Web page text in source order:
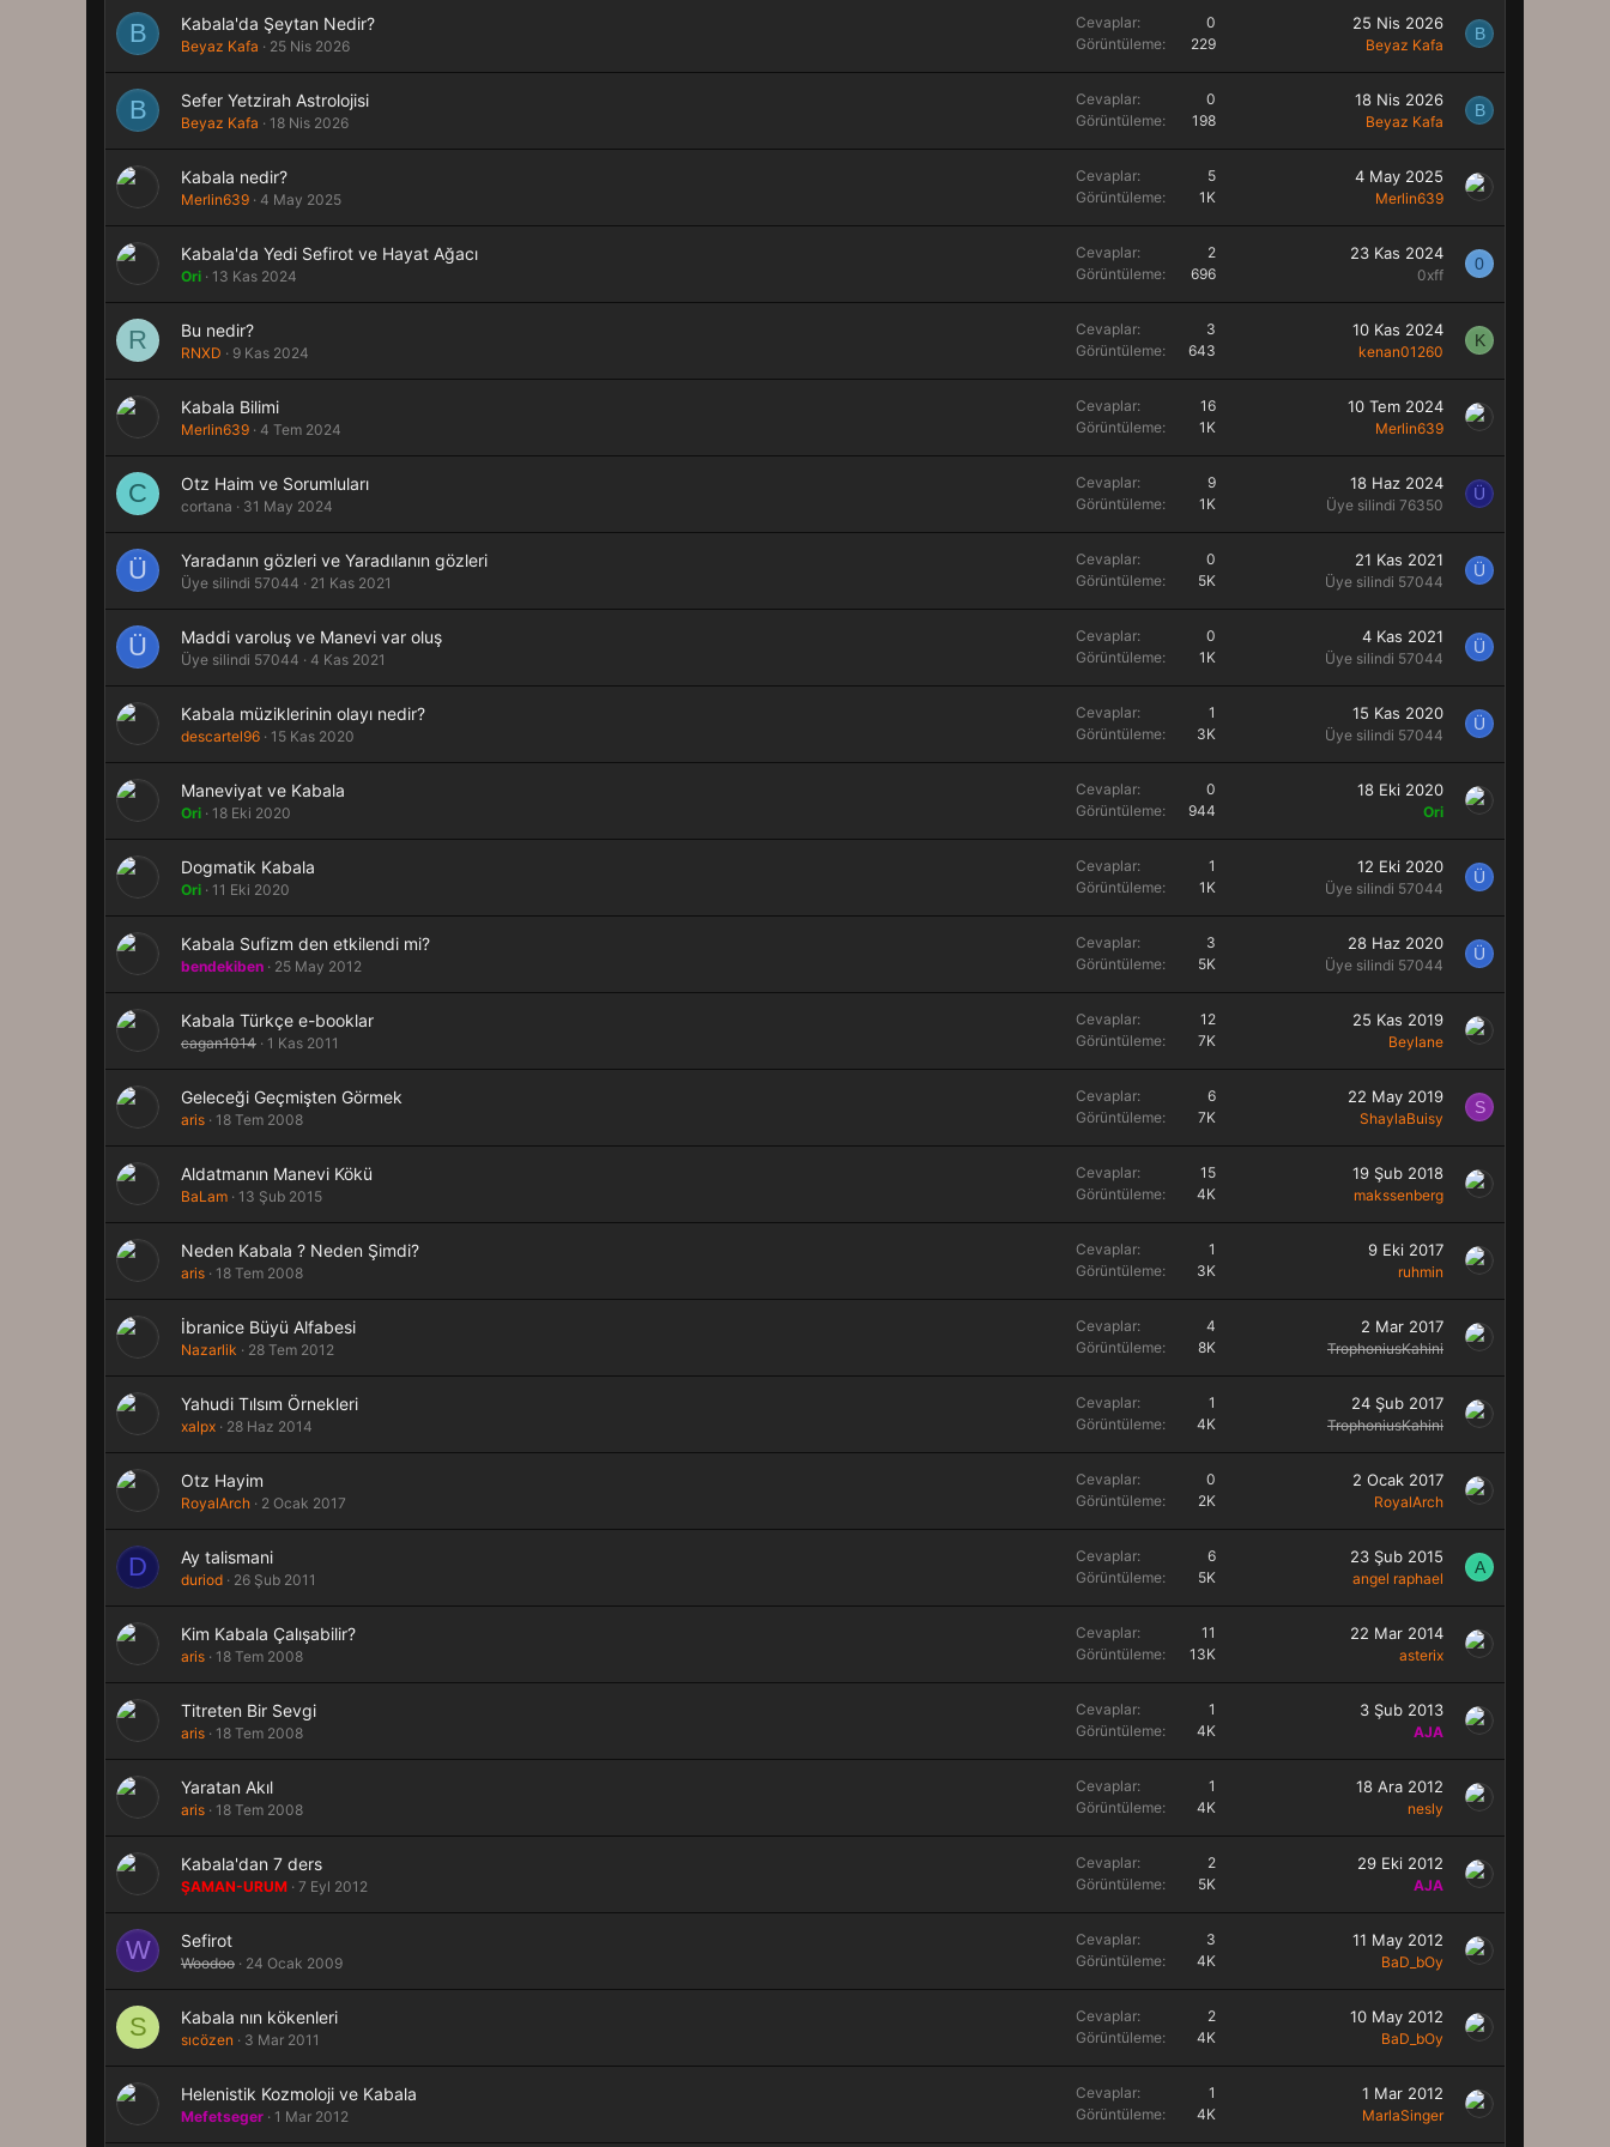
B Kabala'da Şeytan Nedir?
Beyaz Kafa 25 Nis 2026
Cevaplar
0
Görüntüleme
229
25 Nis 2026
Beyaz Kafa
B
B Sefer Yetzirah Astrolojisi
Beyaz Kafa 18 Nis 2026
Cevaplar
0
Görüntüleme
198
18 Nis 2026
Beyaz Kafa
B
Kabala nedir?
Merlin639 4 May 2025
Cevaplar
5
Görüntüleme
1K
4 May 2025
Merlin639
Kabala'da Yedi Sefirot ve Hayat Ağacı
Ori 13 Kas 2024
Cevaplar
2
Görüntüleme
696
23 Kas 2024
0xff
0
R Bu nedir?
RNXD 9 Kas 2024
Cevaplar
3
Görüntüleme
643
10 Kas 2024
kenan01260
K
Kabala Bilimi
Merlin639 4 Tem 2024
Cevaplar
16
Görüntüleme
1K
10 Tem 2024
Merlin639
C Otz Haim ve Sorumluları
cortana 31 May 2024
Cevaplar
9
Görüntüleme
1K
18 Haz 2024
Üye silindi 76350
Ü
Ü Yaradanın gözleri ve Yaradılanın gözleri
Üye silindi 57044 21 Kas 2021
Cevaplar
0
Görüntüleme
5K
21 Kas 2021
Üye silindi 57044
Ü
Ü Maddi varoluş ve Manevi var oluş
Üye silindi 57044 4 Kas 2021
Cevaplar
0
Görüntüleme
1K
4 Kas 2021
Üye silindi 57044
Ü
Kabala müziklerinin olayı nedir?
descartel96 15 Kas 2020
Cevaplar
1
Görüntüleme
3K
15 Kas 2020
Üye silindi 57044
Ü
Maneviyat ve Kabala
Ori 18 Eki 2020
Cevaplar
0
Görüntüleme
944
18 Eki 2020
Ori
Dogmatik Kabala
Ori 11 Eki 2020
Cevaplar
1
Görüntüleme
1K
12 Eki 2020
Üye silindi 57044
Ü
Kabala Sufizm den etkilendi mi?
bendekiben 25 May 2012
Cevaplar
3
Görüntüleme
5K
28 Haz 2020
Üye silindi 57044
Ü
Kabala Türkçe e-booklar
cagan1014 1 Kas 2011
Cevaplar
12
Görüntüleme
7K
25 Kas 2019
Beylane
Geleceği Geçmişten Görmek
aris 18 Tem 2008
Cevaplar
6
Görüntüleme
7K
22 May 2019
ShaylaBuisy
S
Aldatmanın Manevi Kökü
BaLam 13 Şub 2015
Cevaplar
15
Görüntüleme
4K
19 Şub 2018
makssenberg
Neden Kabala ? Neden Şimdi?
aris 18 Tem 2008
Cevaplar
1
Görüntüleme
3K
9 Eki 2017
ruhmin
İbranice Büyü Alfabesi
Nazarlik 28 Tem 2012
Cevaplar
4
Görüntüleme
8K
2 Mar 2017
TrophoniusKahini
Yahudi Tılsım Örnekleri
xalpx 28 Haz 2014
Cevaplar
1
Görüntüleme
4K
24 Şub 2017
TrophoniusKahini
Otz Hayim
RoyalArch 2 Ocak 2017
Cevaplar
0
Görüntüleme
2K
2 Ocak 2017
RoyalArch
D Ay talismani
duriod 26 Şub 2011
Cevaplar
6
Görüntüleme
5K
23 Şub 2015
angel raphael
A
Kim Kabala Çalışabilir?
aris 18 Tem 2008
Cevaplar
11
Görüntüleme
13K
22 Mar 2014
asterix
Titreten Bir Sevgi
aris 18 Tem 2008
Cevaplar
1
Görüntüleme
4K
3 Şub 2013
AJA
Yaratan Akıl
aris 18 Tem 2008
Cevaplar
1
Görüntüleme
4K
18 Ara 2012
nesly
Kabala'dan 7 ders
ŞAMAN-URUM 7 Eyl 2012
Cevaplar
2
Görüntüleme
5K
29 Eki 2012
AJA
W Sefirot
Woodoo 24 Ocak 2009
Cevaplar
3
Görüntüleme
4K
11 May 2012
BaD_bOy
S Kabala nın kökenleri
sıcözen 3 Mar 2011
Cevaplar
2
Görüntüleme
4K
10 May 2012
BaD_bOy
Helenistik Kozmoloji ve Kabala
Mefetseger 1 Mar 2012
Cevaplar
1
Görüntüleme
4K
1 Mar 2012
MarlaSinger